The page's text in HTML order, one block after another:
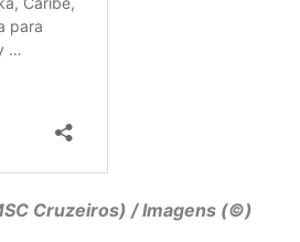
Cruzeiros) / Imagens (©)